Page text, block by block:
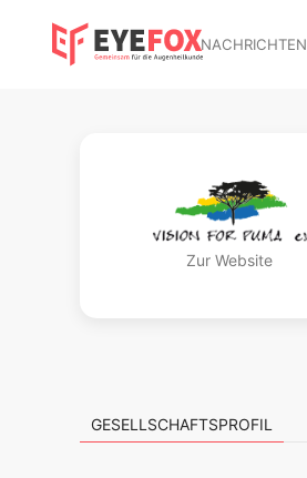
NACHRICHTEN
Zur Website
GESELLSCHAFTSPROFIL